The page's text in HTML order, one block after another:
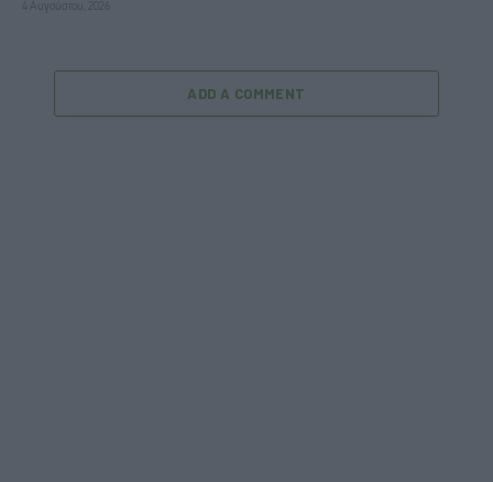
4 Αυγούστου, 2026
ADD A COMMENT